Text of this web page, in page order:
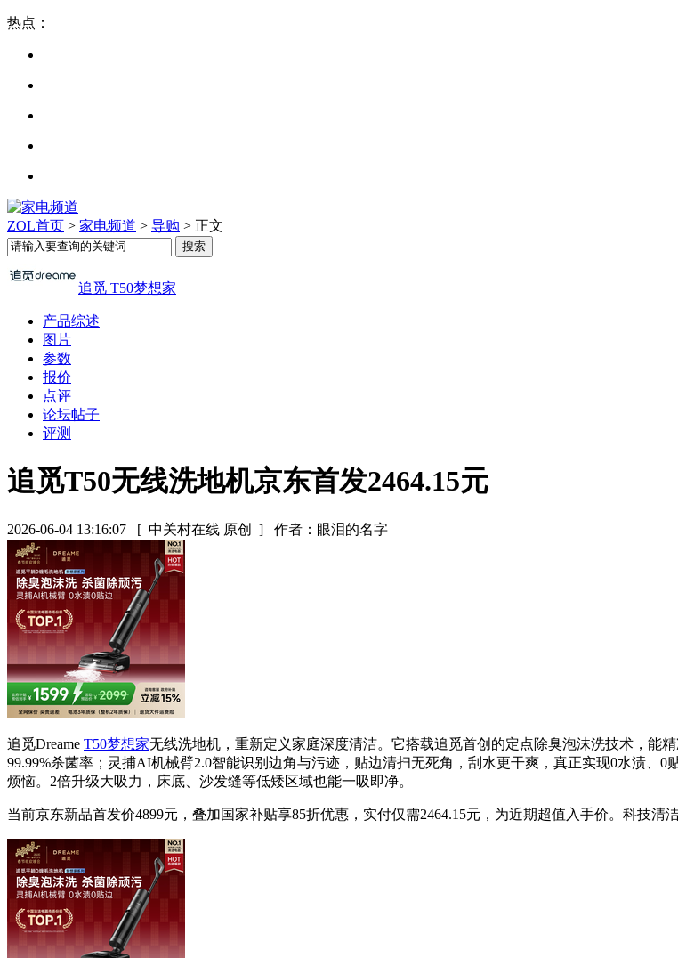
热点：
ZOL首页 > 家电频道 > 导购 > 正文
追觅 T50梦想家
产品综述
图片
参数
报价
点评
论坛帖子
评测
追觅T50无线洗地机京东首发2464.15元
2026-06-04 13:16:07 [ 中关村在线 原创 ] 作者：眼泪的名字
追觅Dreame T50梦想家无线洗地机，重新定义家庭深度清洁。它搭载追觅首创的定点除臭泡沫洗技术，能
99.99%杀菌率；灵捕AI机械臂2.0智能识别边角与污迹，贴边清扫无死角，刮水更干爽，真正实现0水渍、
烦恼。2倍升级大吸力，床底、沙发缝等低矮区域也能一吸即净。
当前京东新品首发价4899元，叠加国家补贴享85折优惠，实付仅需2464.15元，为近期超值入手价。科技清